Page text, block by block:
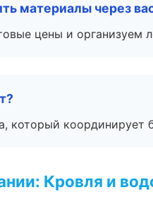
материалы через
цены и организуем
который координирует
Кровля и